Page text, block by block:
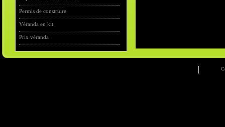
Permis de construire
Véranda en kit
Prix véranda